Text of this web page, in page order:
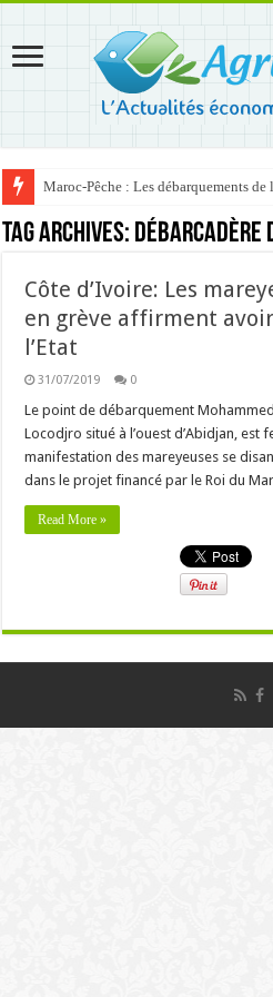
Maroc-Pêche : Les débarquements
Tag Archives: débarcadère
Côte d’Ivoire: Les
en grève affirment
l’Etat
31/07/2019 0
Le point de débarquement
Locodjro situé à l’ouest d’Abidjan, est
manifestation des mareyeuses se
dans le projet financé par le Roi du
Read More »